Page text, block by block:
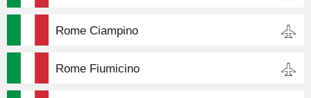
Rome Ciampino
Rome Fiumicino